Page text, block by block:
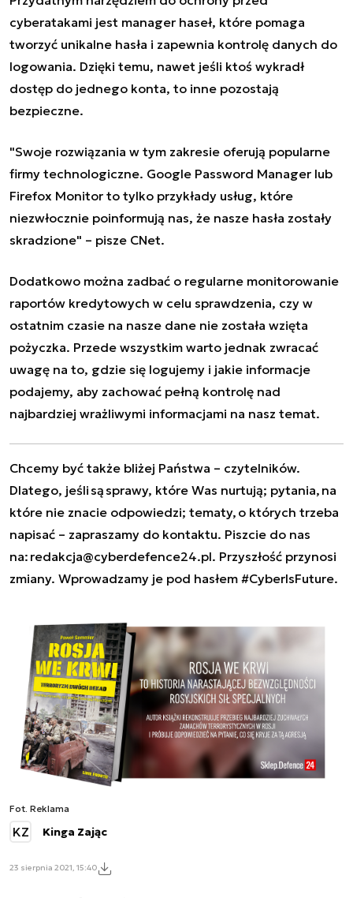
cyberatakami jest manager haseł, które pomaga
tworzyć unikalne hasła i zapewnia kontrolę danych do
logowania. Dzięki temu, nawet jeśli ktoś wykradł
dostęp do jednego konta, to inne pozostają
bezpieczne.
"Swoje rozwiązania w tym zakresie oferują popularne
firmy technologiczne. Google Password Manager lub
Firefox Monitor to tylko przykłady usług, które
niezwłocznie poinformują nas, że nasze hasła zostały
skradzione" – pisze CNet.
Dodatkowo można zadbać o regularne monitorowanie
raportów kredytowych w celu sprawdzenia, czy w
ostatnim czasie na nasze dane nie została wzięta
pożyczka. Przede wszystkim warto jednak zwracać
uwagę na to, gdzie się logujemy i jakie informacje
podajemy, aby zachować pełną kontrolę nad
najbardziej wrażliwymi informacjami na nasz temat.
Chcemy być także bliżej Państwa – czytelników.
Dlatego, jeśli są sprawy, które Was nurtują; pytania, na
które nie znacie odpowiedzi; tematy, o których trzeba
napisać – zapraszamy do kontaktu. Piszcie do nas
na: redakcja@cyberdefence24.pl. Przyszłość przynosi
zmiany. Wprowadzamy je pod hasłem #CyberIsFuture.
Fot. Reklama
KZ Kinga Zając
23 sierpnia 2021, 15:40